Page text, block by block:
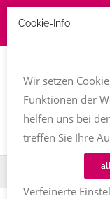
TT-
Cookie-Info
Wir setzen
Funktionen der
helfen uns bei
treffen Sie Ihre
Verfeinerte